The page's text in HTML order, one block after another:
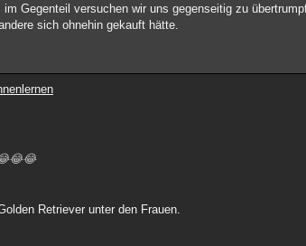
Gegenteil versuchen wir uns gegenseitig zu
sich ohnehin gekauft hätte.
Retriever unter den Frauen.